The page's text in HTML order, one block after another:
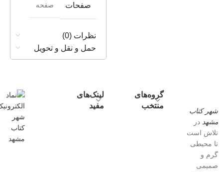
صفحات
صفحه
نظرات (0)
حمل و نقل و تحویل
شهر کتاب
مشهد در
تلاش است
تا محیطی
گرم و
صمیمی
گروه‌های
منتخب
لینک‌های
مفید